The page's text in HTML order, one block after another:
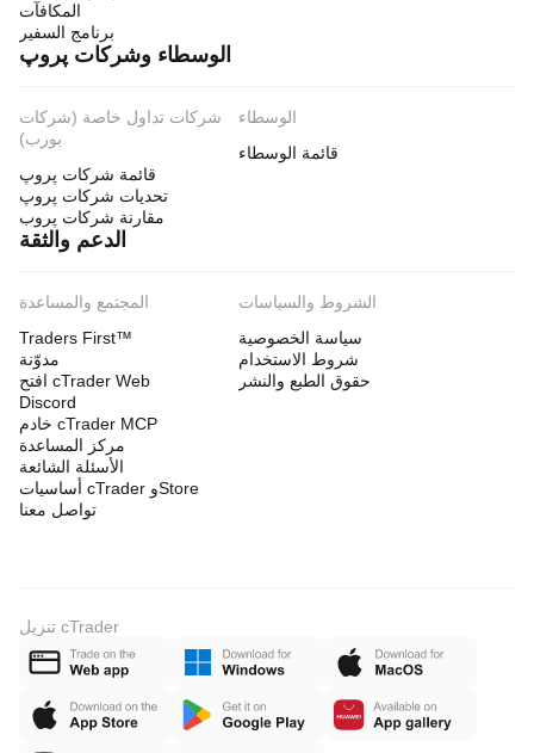
المكافآت
برنامج السفير
الوسطاء وشركات پروپ
شركات تداول خاصة (شركات
بورب)
قائمة شركات پروپ
تحديات شركات پروپ
مقارنة شركات پروب
الوسطاء
قائمة الوسطاء
الدعم والثقة
المجتمع والمساعدة
Traders First™
مدوّنة
افتح cTrader Web
Discord
خادم cTrader MCP
مركز المساعدة
الأسئلة الشائعة
أساسيات cTrader وStore
تواصل معنا
الشروط والسياسات
سياسة الخصوصية
شروط الاستخدام
حقوق الطبع والنشر
تنزيل cTrader